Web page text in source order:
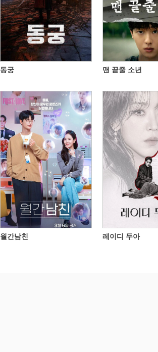
동궁 맨 끝줄 소년
월간남친 레이디 두아